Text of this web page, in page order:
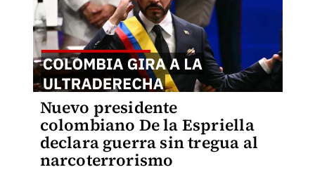
Nuevo presidente
colombiano De la Espriella
declara guerra sin tregua al
narcoterrorismo